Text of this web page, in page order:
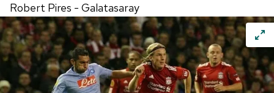
Robert Pires - Galatasaray